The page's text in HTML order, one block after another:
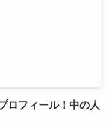
ロフィール！中の人